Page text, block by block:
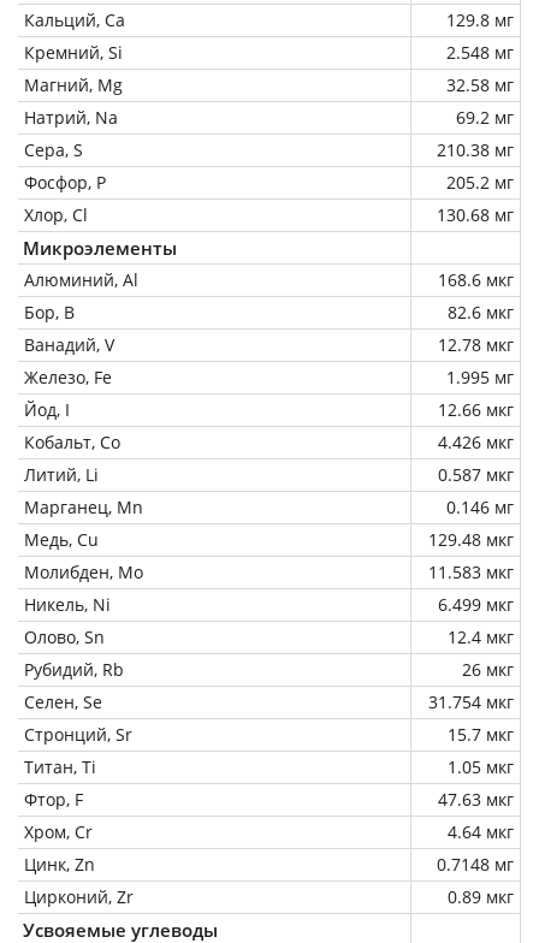
Кальций, Ca
129.8 мг
Кремний, Si
2.548 мг
Магний, Mg
32.58 мг
Натрий, Na
69.2 мг
Сера, S
210.38 мг
Фосфор, P
205.2 мг
Хлор, Cl
130.68 мг
Микроэлементы
Алюминий, Al
168.6 мкг
Бор, B
82.6 мкг
Ванадий, V
12.78 мкг
Железо, Fe
1.995 мг
Йод, I
12.66 мкг
Кобальт, Co
4.426 мкг
Литий, Li
0.587 мкг
Марганец, Mn
0.146 мг
Медь, Cu
129.48 мкг
Молибден, Mo
11.583 мкг
Никель, Ni
6.499 мкг
Олово, Sn
12.4 мкг
Рубидий, Rb
26 мкг
Селен, Se
31.754 мкг
Стронций, Sr
15.7 мкг
Титан, Ti
1.05 мкг
Фтор, F
47.63 мкг
Хром, Cr
4.64 мкг
Цинк, Zn
0.7148 мг
Цирконий, Zr
0.89 мкг
Усвояемые углеводы